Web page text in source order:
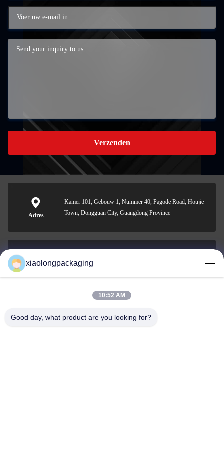
Verzenden
Adres
Kamer 101, Gebouw 1, Nummer 40, Pagode Road, Houjie
Town, Dongguan City, Guangdong Province
Tina@xiaolongpackaging.com
0086-15322891631
xiaolongpackaging
10:52 AM
Good day, what product are you looking for?